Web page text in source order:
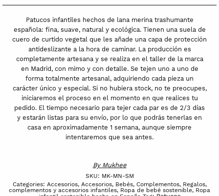
Patucos infantiles hechos de lana merina trashumante
española: fina, suave, natural y ecológica. Tienen una suela de
cuero de curtido vegetal que les añade una capa de protección
antideslizante a la hora de caminar. La producción es
completamente artesana y se realiza en el taller de la marca
en Madrid, con mimo y con detalle. Se tejen uno a uno de
forma totalmente artesanal, adquiriendo cada pieza un
carácter único y especial. Si no hubiera stock, no te preocupes,
iniciaremos el proceso en el momento en que realices tu
pedido. El tiempo necesario para tejer cada par es de 2/3 días
y estarán listas para su envío, por lo que podrás tenerlas en
casa en aproximadamente 1 semana, aunque siempre
intentaremos que sea antes.
By Mukhee
SKU: MK-MN-SM
Categories: Accesorios, Accesorios, Bebés, Complementos, Regalos,
complementos y accesorios infantiles, Ropa de bebé sostenible, Ropa